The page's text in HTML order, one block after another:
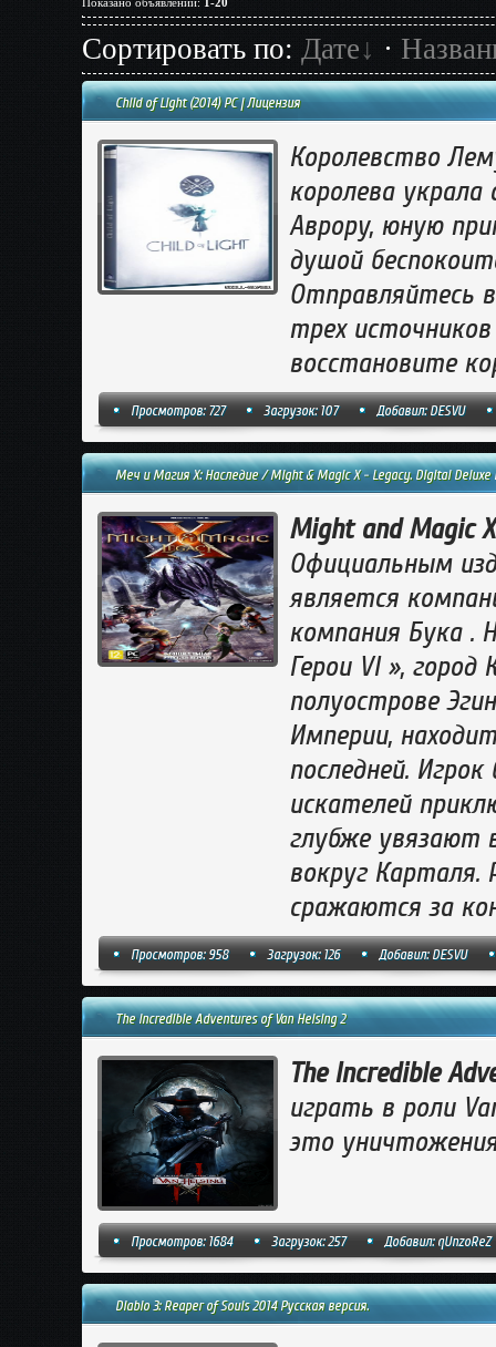
Сортировать по: Дате ·
Child of Light (2014) РС | Лицензия
Королевство
королева украла
Аврору, юную
душой
Отправляйтесь
трех
восстановите
Просмотров: 727 Загрузок: 107 Добавил:DESVU
Меч и Магия X: Наследие / Might & Magic X - Legacy. Digital Deluxe
Might and Magic
Официальным
является
компания Бука .
Герои VI »,
полуострове
Империи,
последней.
искателей
глубже увязают
вокруг Карталя.
сражаются за
Просмотров: 958 Загрузок: 126 Добавил:DESVU
The Incredible Adventures of Van Helsing 2
The Incredible
играть в роли
это
Просмотров: 1684 Загрузок: 257 Добавил:qUnzoReZ
Diablo 3: Reaper of Souls 2014 Русская версия.